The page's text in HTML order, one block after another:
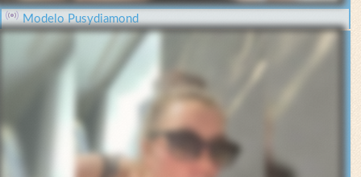
Modelo Pusydiamond